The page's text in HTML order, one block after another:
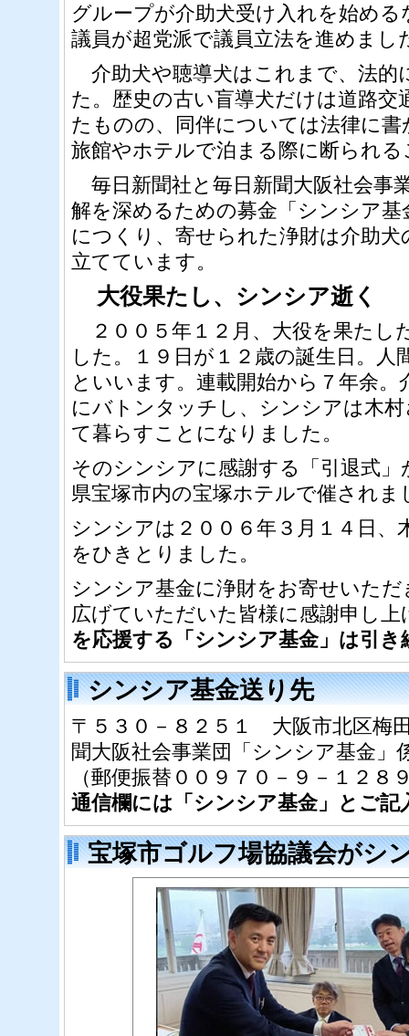
グループが介助犬受け入れを始め
議員が超党派で議員立法を進めまし
介助犬や聴導犬はこれまで、法的
た。歴史の古い盲導犬だけは道路交
たものの、同伴については法律に
旅館やホテルで泊まる際に断られ
毎日新聞社と毎日新聞大阪社会事
解を深めるための募金「シンシア基
につくり、寄せられた浄財は介助犬
立てています。
大役果たし、シンシア逝く
２００５年１２月、大役を果たし
した。１９日が１２歳の誕生日。人
といいます。連載開始から７年余。
にバトンタッチし、シンシアは木
て暮らすことになりました。
そのシンシアに感謝する「引退式」
県宝塚市内の宝塚ホテルで催されま
シンシアは２００６年３月１４日、
をひきとりました。
シンシア基金に浄財をお寄せいた
広げていただいた皆様に感謝申し
を応援する「シンシア基金」は引
シンシア基金送り先
〒５３０－８２５１ 大阪市北区梅
聞大阪社会事業団「シンシア基金」
（郵便振替００９７０－９－１２８
通信欄には「シンシア基金」とご記
宝塚市ゴルフ場協議会がシ